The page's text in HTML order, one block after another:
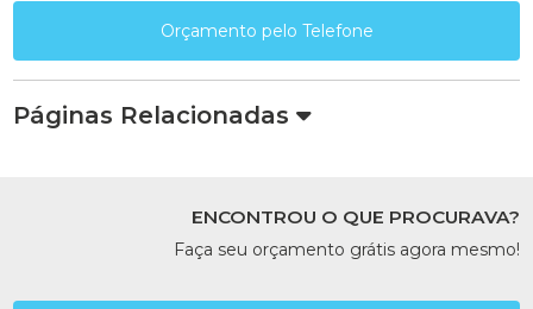
Orçamento pelo Telefone
Páginas Relacionadas
ENCONTROU O QUE PROCURAVA?
Faça seu orçamento grátis agora mesmo!